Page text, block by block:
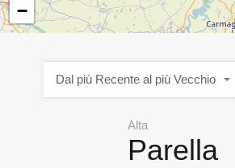
−
Alta
Parella
Dal più Recente al più Vecchio